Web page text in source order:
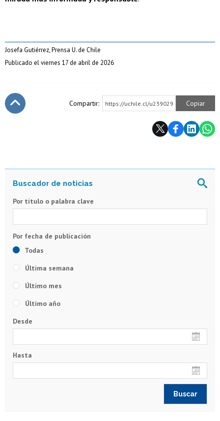
Josefa Gutiérrez, Prensa U. de Chile
Publicado el viernes 17 de abril de 2026
Compartir: https://uchile.cl/u239029 Copiar
Por título o palabra clave
Todas
Última semana
Último mes
Último año
Desde
Hasta